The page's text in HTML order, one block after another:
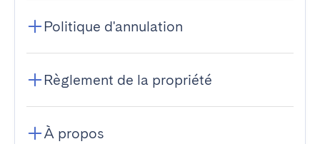
Politique d'annulation
Règlement de la propriété
À propos